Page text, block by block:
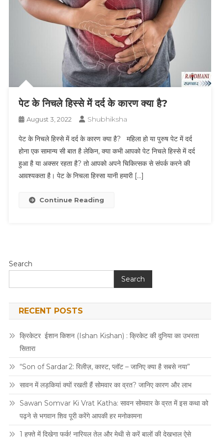
पेट के निचले हिस्से में दर्द के कारण क्या है?
August 3, 2022 Shubhiksha
पेट के निचले हिस्से में दर्द के कारण क्या है? महिला हो या पुरुष पेट में दर्द
होना एक सामान्य सी बात है लेकिन, क्या कभी आपको पेट निचले हिस्से में दर्द
हुआ है या अक्सर रहता है? तो आपको अपने चिकित्सक से संपर्क करने की
आवश्यकता है। पेट के निचला हिस्सा यानी हमारी […]
Continue Reading
Search
Search
RECENT POSTS
क्रिकेटर ईशान किशन (Ishan Kishan) : क्रिकेट की दुनिया का उभरता
सितारा
“Son of Sardar 2: रिलीज़, कास्ट, प्लॉट – जानिए क्या है सबसे नया”
सावन में लड़कियां क्यों रखती हैं सोमवार का व्रत? जानिए कारण और लाभ
Sawan Somvar Ki Vrat Katha: सावन सोमवार के व्रत में इस कथा को
पढ़ने से भगवान शिव पूरी करेंगे आपकी हर मनोकामना
1 हफ्ते में दिखेगा फर्क! नारियल तेल और मेथी से करें बालों की देखभाल ऐसे